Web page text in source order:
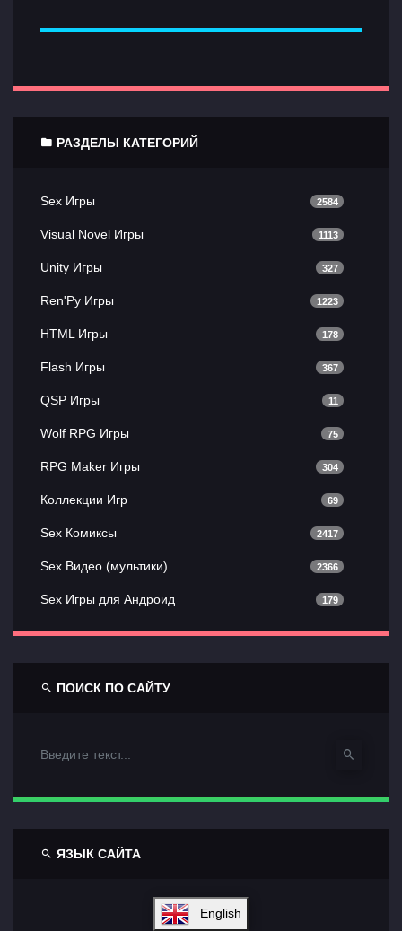
РАЗДЕЛЫ КАТЕГОРИЙ
Sex Игры 2584
Visual Novel Игры 1113
Unity Игры 327
Ren'Py Игры 1223
HTML Игры 178
Flash Игры 367
QSP Игры 11
Wolf RPG Игры 75
RPG Maker Игры 304
Коллекции Игр 69
Sex Комиксы 2417
Sex Видео (мультики) 2366
Sex Игры для Андроид 179
ПОИСК ПО САЙТУ
ЯЗЫК САЙТА
English